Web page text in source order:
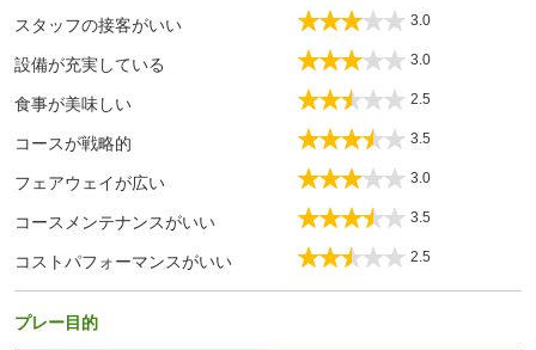
スタッフの接客がいい 3.0
設備が充実している 3.0
食事が美味しい 2.5
コースが戦略的 3.5
フェアウェイが広い 3.0
コースメンテナンスがいい 3.5
コストパフォーマンスがいい 2.5
プレー目的